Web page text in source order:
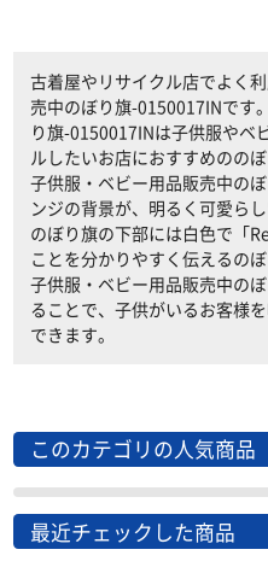
古着屋やリサイクル店でよく
売中のぼり旗-0150017INです
り旗-0150017INは子供服やベ
ルしたいお店におすすめののぼ
子供服・ベビー用品販売中の
ンジの背景が、明るく可愛ら
のぼり旗の下部には白色で「
ことを分かりやすく伝えるのぼ
子供服・ベビー用品販売中の
ることで、子供がいるお客様
できます。
このカテゴリの人気商品
最近チェックした商品